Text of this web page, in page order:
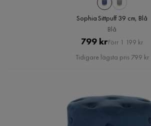
Sophia Sittpuff 39 cm, Blå
Blå
Pris
799 kr Original
Pris
Förr 1 199 kr
Tidigare lägsta pris 799 kr